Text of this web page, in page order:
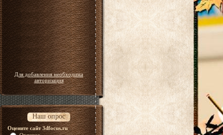
Для добавления необходима
авторизация
Наш опрос
Оцените сайт 3dfocus.ru